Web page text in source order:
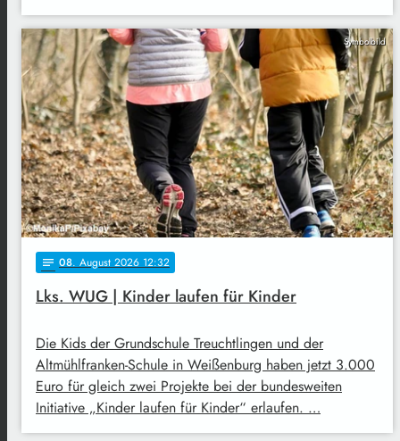
Symbolbild
notes 08. August 2026 12:32
Lks. WUG | Kinder laufen für Kinder
Die Kids der Grundschule Treuchtlingen und der
Altmühlfranken-Schule in Weißenburg haben jetzt 3.000
Euro für gleich zwei Projekte bei der bundesweiten
Initiative „Kinder laufen für Kinder“ erlaufen. …